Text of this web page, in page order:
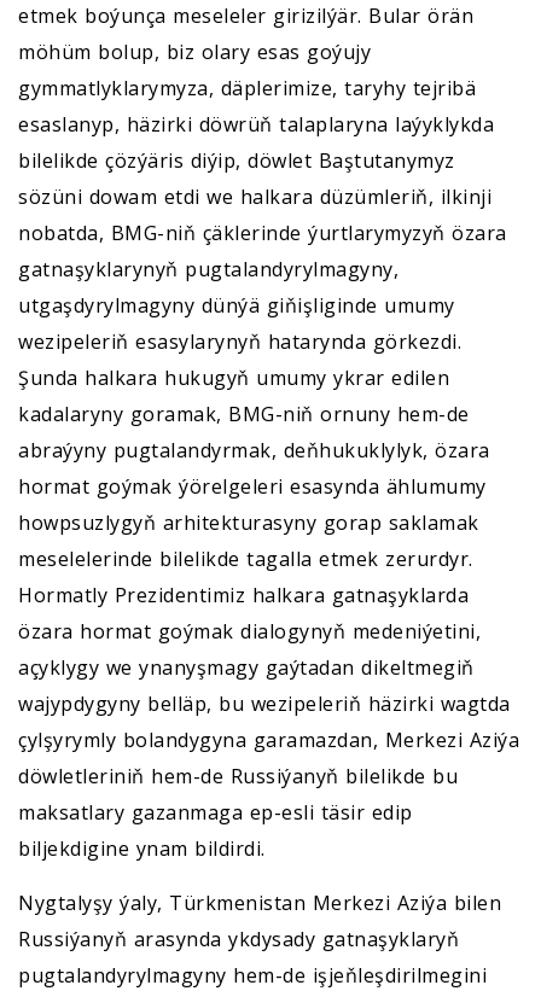
etmek boýunça meseleler girizilýär. Bular örän
möhüm bolup, biz olary esas goýujy
gymmatlyklarymyza, däplerimize, taryhy tejribä
esaslanyp, häzirki döwrüň talaplaryna laýyklykda
bilelikde çözýäris diýip, döwlet Baştutanymyz
sözüni dowam etdi we halkara düzümleriň, ilkinji
nobatda, BMG-niň çäklerinde ýurtlarymyzyň özara
gatnaşyklarynyň pugtalandyrylmagyny,
utgaşdyrylmagyny dünýä giňişliginde umumy
wezipeleriň esasylarynyň hatarynda görkezdi.
Şunda halkara hukugyň umumy ykrar edilen
kadalaryny goramak, BMG-niň ornuny hem-de
abraýyny pugtalandyrmak, deňhukuklylyk, özara
hormat goýmak ýörelgeleri esasynda ählumumy
howpsuzlygyň arhitekturasyny gorap saklamak
meselelerinde bilelikde tagalla etmek zerurdyr.
Hormatly Prezidentimiz halkara gatnaşyklarda
özara hormat goýmak dialogynyň medeniýetini,
açyklygy we ynanyşmagy gaýtadan dikeltmegiň
wajypdygyny belläp, bu wezipeleriň häzirki wagtda
çylşyrymly bolandygyna garamazdan, Merkezi Aziýa
döwletleriniň hem-de Russiýanyň bilelikde bu
maksatlary gazanmaga ep-esli täsir edip
biljekdigine ynam bildirdi.
Nygtalyşy ýaly, Türkmenistan Merkezi Aziýa bilen
Russiýanyň arasynda ykdysady gatnaşyklaryň
pugtalandyrylmagyny hem-de işjeňleşdirilmegini